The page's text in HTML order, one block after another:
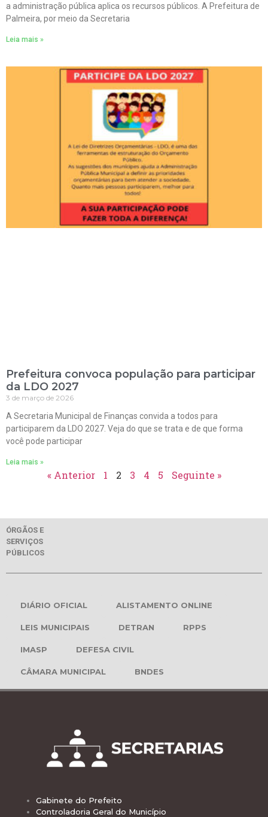
a administração pública aplica os recursos públicos. A Prefeitura de
Palmeira, por meio da Secretaria
Leia mais »
Prefeitura convoca população para participar
da LDO 2027
3 de março de 2026
A Secretaria Municipal de Finanças convida a todos para
participarem da LDO 2027. Veja do que se trata e de que forma
você pode participar
Leia mais »
« Anterior 1 2 3 4 5 Seguinte »
ÓRGÃOS E
SERVIÇOS
PÚBLICOS
DIÁRIO OFICIAL ALISTAMENTO ONLINE
LEIS MUNICIPAIS DETRAN RPPS
IMASP DEFESA CIVIL
CÂMARA MUNICIPAL BNDES
Gabinete do Prefeito
Controladoria Geral do Município